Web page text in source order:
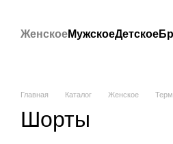
ЖенскоеМужскоеДетское
Главная Каталог Женское
Шорты